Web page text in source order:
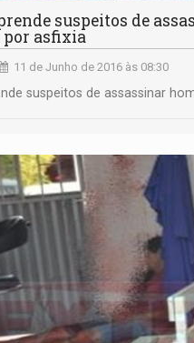
suspeitos de
asfixia
11 de Junho de 2016 às 08:30
suspeitos de assassinar